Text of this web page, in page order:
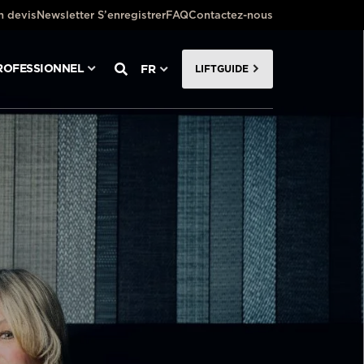
devis Newsletter S’enregistrerFAQContactez-nous
FR LIFTGUIDE